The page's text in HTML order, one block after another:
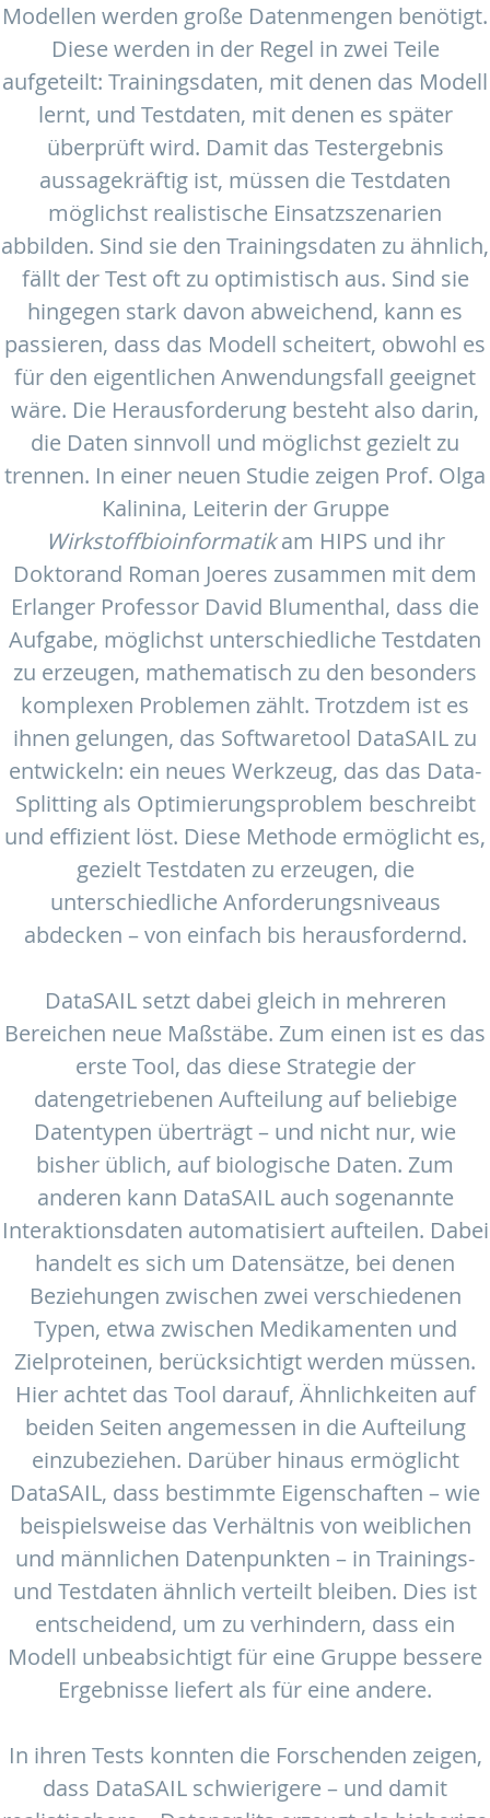
Modellen werden große Datenmengen benötigt.
Diese werden in der Regel in zwei Teile
aufgeteilt: Trainingsdaten, mit denen das Modell
lernt, und Testdaten, mit denen es später
überprüft wird. Damit das Testergebnis
aussagekräftig ist, müssen die Testdaten
möglichst realistische Einsatzszenarien
abbilden. Sind sie den Trainingsdaten zu ähnlich,
fällt der Test oft zu optimistisch aus. Sind sie
hingegen stark davon abweichend, kann es
passieren, dass das Modell scheitert, obwohl es
für den eigentlichen Anwendungsfall geeignet
wäre. Die Herausforderung besteht also darin,
die Daten sinnvoll und möglichst gezielt zu
trennen. In einer neuen Studie zeigen Prof. Olga
Kalinina, Leiterin der Gruppe
Wirkstoffbioinformatikam HIPS und ihr
Doktorand Roman Joeres zusammen mit dem
Erlanger Professor David Blumenthal, dass die
Aufgabe, möglichst unterschiedliche Testdaten
zu erzeugen, mathematisch zu den besonders
komplexen Problemen zählt. Trotzdem ist es
ihnen gelungen, das Softwaretool DataSAIL zu
entwickeln: ein neues Werkzeug, das das Data-
Splitting als Optimierungsproblem beschreibt
und effizient löst. Diese Methode ermöglicht es,
gezielt Testdaten zu erzeugen, die
unterschiedliche Anforderungsniveaus
abdecken – von einfach bis herausfordernd.
DataSAIL setzt dabei gleich in mehreren
Bereichen neue Maßstäbe. Zum einen ist es das
erste Tool, das diese Strategie der
datengetriebenen Aufteilung auf beliebige
Datentypen überträgt – und nicht nur, wie
bisher üblich, auf biologische Daten. Zum
anderen kann DataSAIL auch sogenannte
Interaktionsdaten automatisiert aufteilen. Dabei
handelt es sich um Datensätze, bei denen
Beziehungen zwischen zwei verschiedenen
Typen, etwa zwischen Medikamenten und
Zielproteinen, berücksichtigt werden müssen.
Hier achtet das Tool darauf, Ähnlichkeiten auf
beiden Seiten angemessen in die Aufteilung
einzubeziehen. Darüber hinaus ermöglicht
DataSAIL, dass bestimmte Eigenschaften – wie
beispielsweise das Verhältnis von weiblichen
und männlichen Datenpunkten – in Trainings-
und Testdaten ähnlich verteilt bleiben. Dies ist
entscheidend, um zu verhindern, dass ein
Modell unbeabsichtigt für eine Gruppe bessere
Ergebnisse liefert als für eine andere.
In ihren Tests konnten die Forschenden zeigen,
dass DataSAIL schwierigere – und damit